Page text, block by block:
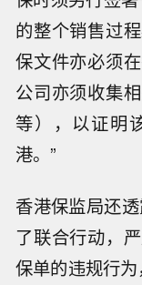
的整个销售过
保文件亦必须
公司亦须收集
等），以证明
港。”
香港保监局还
了联合行动，
保单的违规行